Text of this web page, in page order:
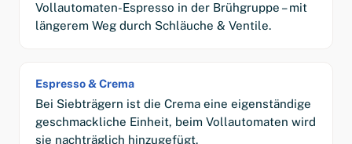
Vollautomaten-Espresso in der Brühgruppe – mit
längerem Weg durch Schläuche & Ventile.
Espresso & Crema
Bei Siebträgern ist die Crema eine eigenständige
geschmackliche Einheit, beim Vollautomaten wird
sie nachträglich hinzugefügt.